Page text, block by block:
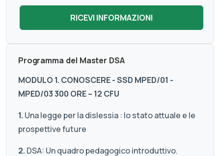
Programma del Master DSA
MODULO 1. CONOSCERE - SSD MPED/01 -
MPED/03 300 ORE – 12 CFU
1. Una legge per la dislessia : lo stato attuale e le
prospettive future
2. DSA: Un quadro pedagogico introduttivo.